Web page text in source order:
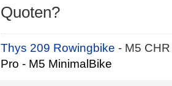
Quoten?
Thys 209 Rowingbike- M5
Pro - M5 MinimalBike